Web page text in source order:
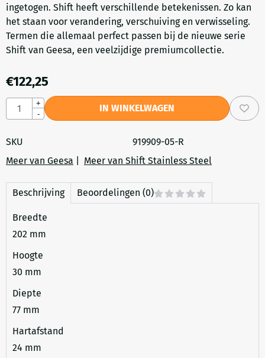
ingetogen. Shift heeft verschillende betekenissen. Zo kan
het staan voor verandering, verschuiving en verwisseling.
Termen die allemaal perfect passen bij de nieuwe serie
Shift van Geesa, een veelzijdige premiumcollectie.
€122,25
Aantal
+
-
IN WINKELWAGEN
SKU
919909-05-R
Meer van Geesa
Meer van Shift Stainless Steel
Beschrijving Beoordelingen (0)
Breedte
202 mm
Hoogte
30 mm
Diepte
77 mm
Hartafstand
24 mm